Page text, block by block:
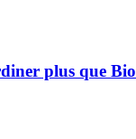
plus que Bio